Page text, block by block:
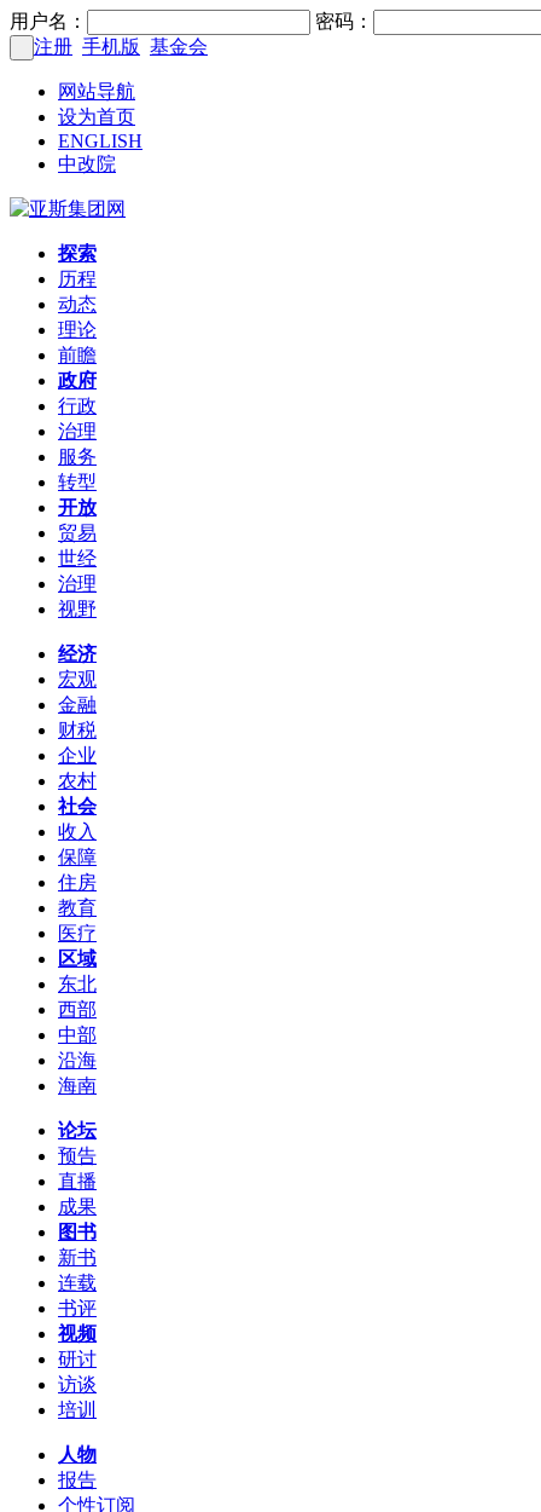
用户名：
密码：
注册 手机版 基金会
网站导航
设为首页
ENGLISH
中改院
探索
历程
动态
理论
前瞻
政府
行政
治理
服务
转型
开放
贸易
世经
治理
视野
经济
宏观
金融
财税
企业
农村
社会
收入
保障
住房
教育
医疗
区域
东北
西部
中部
沿海
海南
论坛
预告
直播
成果
图书
新书
连载
书评
视频
研讨
访谈
培训
人物
报告
个性订阅